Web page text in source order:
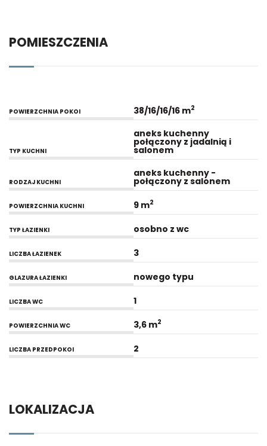
POMIESZCZENIA
POWIERZCHNIA POKOI 38/16/16/16 m2
TYP KUCHNI
aneks kuchenny
połączony z jadalnią i
salonem
RODZAJ KUCHNI
aneks kuchenny -
połączony z salonem
POWIERZCHNIA KUCHNI 9 m2
TYP ŁAZIENKI osobno z wc
LICZBA ŁAZIENEK 3
GLAZURA ŁAZIENKI nowego typu
LICZBA WC 1
POWIERZCHNIA WC 3,6 m2
LICZBA PRZEDPOKOI 2
LOKALIZACJA